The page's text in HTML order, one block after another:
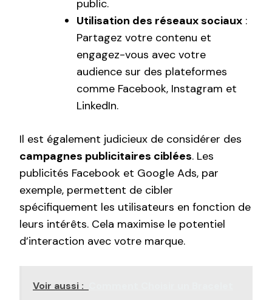
public.
Utilisation des réseaux sociaux :
Partagez votre contenu et
engagez-vous avec votre
audience sur des plateformes
comme Facebook, Instagram et
LinkedIn.
Il est également judicieux de considérer des
campagnes publicitaires ciblées. Les
publicités Facebook et Google Ads, par
exemple, permettent de cibler
spécifiquement les utilisateurs en fonction de
leurs intérêts. Cela maximise le potentiel
d’interaction avec votre marque.
Voir aussi :